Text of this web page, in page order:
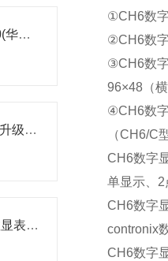
数显表CH6/C-HRTB1V0(华文天辰)参数图
CH6/E-FRTB1V0数显表升级版XSW-ET2B1V0显示控制器参数解析
WT-400FP1C1A4智能数显表选型表
①CH6数
②CH6数
③CH6数
96×48（
④CH6数
（CH6/C
CH6数字
单显示、
CH6数字
contronix
CH6数字